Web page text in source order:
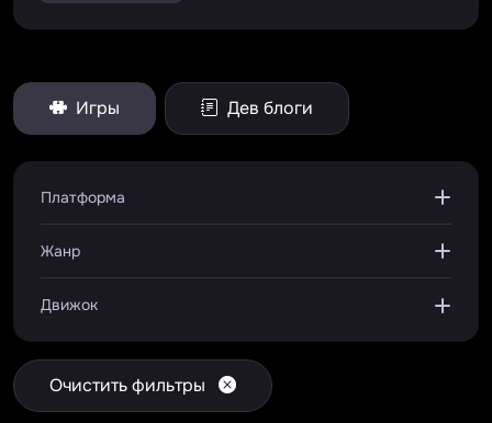
Игры Дев блоги
Платформа
Жанр
Движок
Очистить фильтры